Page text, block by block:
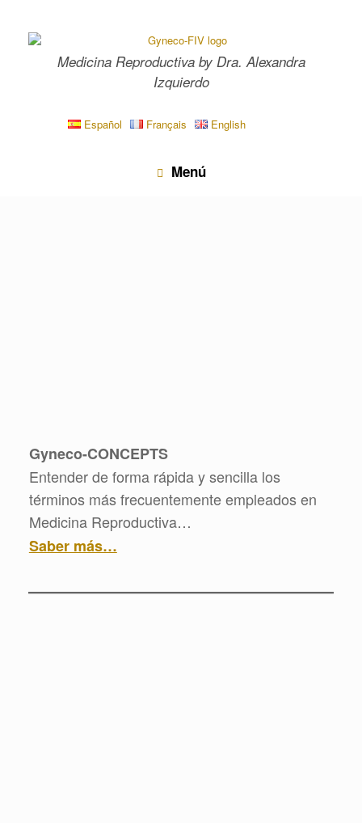
contenido
Medicina Reproductiva by Dra. Alexandra
Izquierdo
Español Français English
Menú
Gyneco-CONCEPTS
Entender de forma rápida y sencilla los
términos más frecuentemente empleados en
Medicina Reproductiva…
Saber más…